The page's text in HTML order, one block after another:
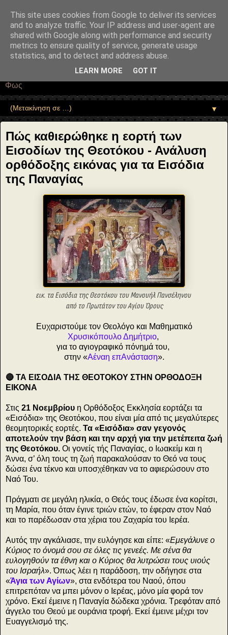
"potentialAction": { "@type": "ReadAction", "target":
"https://www.sophia-ntrekou.gr/2013/11/Ta-Eisodia-tis-Theotokoy-stin-
orthodoxi-eikona.html" } }
Αέναη επΑνάσταση
• Επιστήμη • Ψυχολογία • Λογοτεχνία • Τέχνες • Θεολογία •
Φιλοσοφία • Στοχασμοί... για τη μνήμη, τον άνθρωπο και το
Φως
▼
Πώς καθιερώθηκε η εορτή των
Εισοδίων της Θεοτόκου - Ανάλυση
ορθόδοξης εικόνας για τα Εισόδια
της Παναγίας
εικ. τα Εισόδια της Θεοτόκου του Μανουήλ Πανσέληνου
από το Πρωτάτον του Αγίου Όρους
Ευχαριστούμε τον Θεολόγο και Μαθηματικό
Χρυσικόπουλο Δημήτριο,
για το αγιογραφικό πόνημά του,
στην «Αέναη επΑνάσταση».
🔴 ΤΑ ΕΙΣΟΔΙΑ ΤΗΣ ΘΕΟΤΟΚΟΥ ΣΤΗΝ ΟΡΘΟΔΟΞΗ
ΕΙΚΟΝΑ
Στις 21 Νοεμβρίου η Ορθόδοξος Εκκλησία εορτάζει τα
«Εισόδια» της Θεοτόκου, που είναι μία από τις μεγαλύτερες
θεομητορικές εορτές. Τα «Εισόδια» σαν γεγονός
αποτελούν την βάση και την αρχή για την μετέπειτα ζωή
της Θεοτόκου. Οι γονείς τής Παναγίας, ο Ιωακείμ και η
Άννα, σ’ όλη τους τη ζωή παρακαλούσαν το Θεό να τους
δώσει ένα τέκνο και υποσχέθηκαν να το αφιερώσουν στο
Ναό Του.
Πράγματι σε μεγάλη ηλικία, ο Θεός τους έδωσε ένα κορίτσι,
τη Μαρία, που όταν έγινε τριών ετών, το έφεραν στον Ναό
και το παρέδωσαν στα χέρια του Ζαχαρία του Ιερέα.
Αυτός την αγκάλιασε, την ευλόγησε και είπε: «Εμεγάλυνε ο
Κύριος το όνομά σου σε όλες τις γενεές. Με σένα θα
ευλογηθούν τα έθνη και ο Κύριος θα λυτρώσει τους υιούς
του Ισραήλ». Όπως λέει η παράδοση, την οδήγησε στα
«Άγια των Αγίων», στα ενδότερα του Ναού, όπου
επιτρεπόταν να μπει μόνον ο Ιερέας, μόνο μία φορά τον
χρόνο. Εκεί έμεινε η Παναγία δώδεκα χρόνια. Τρεφόταν από
άγγελο του Θεού με ουράνια τροφή. Εκεί έμεινε μέχρι τον
Ευαγγελισμό της.
This site uses cookies from Google to deliver its services
and to analyze traffic. Your IP address and user-agent are
shared with Google along with performance and security
metrics to ensure quality of service, generate usage
statistics, and to detect and address abuse.
LEARN MORE GOT IT